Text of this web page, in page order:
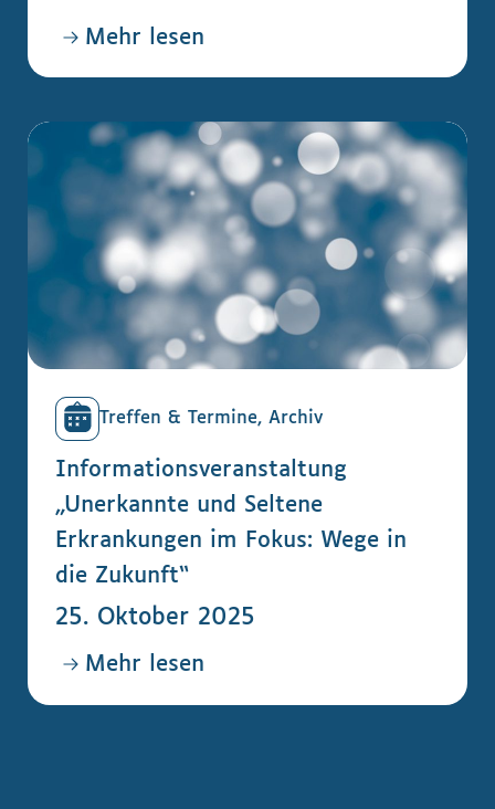
Mehr lesen
Treffen & Termine, Archiv
Informationsveranstaltung
„Unerkannte und Seltene
Erkrankungen im Fokus: Wege in
die Zukunft“
25. Oktober 2025
Mehr lesen